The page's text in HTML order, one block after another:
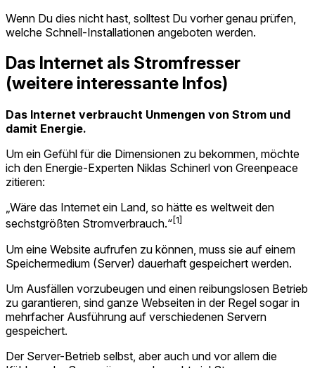
Wenn Du dies nicht hast, solltest Du vorher genau prüfen,
welche Schnell-Installationen angeboten werden.
Das Internet als Stromfresser
(weitere interessante Infos)
Das Internet verbraucht Unmengen von Strom und
damit Energie.
Um ein Gefühl für die Dimensionen zu bekommen, möchte
ich den Energie-Experten Niklas Schinerl von Greenpeace
zitieren:
„Wäre das Internet ein Land, so hätte es weltweit den
sechstgrößten Stromverbrauch.“[1]
Um eine Website aufrufen zu können, muss sie auf einem
Speichermedium (Server) dauerhaft gespeichert werden.
Um Ausfällen vorzubeugen und einen reibungslosen Betrieb
zu garantieren, sind ganze Webseiten in der Regel sogar in
mehrfacher Ausführung auf verschiedenen Servern
gespeichert.
Der Server-Betrieb selbst, aber auch und vor allem die